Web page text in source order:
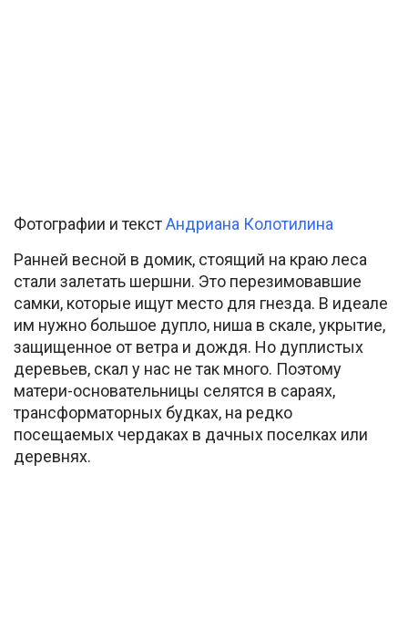
Фотографии и текстАндриана Колотилина
Ранней весной в домик, стоящий на краю леса
стали залетать шершни. Это перезимовавшие
самки, которые ищут место для гнезда. В идеале
им нужно большое дупло, ниша в скале, укрытие,
защищенное от ветра и дождя. Но дуплистых
деревьев, скал у нас не так много. Поэтому
матери-основательницы селятся в сараях,
трансформаторных будках, на редко
посещаемых чердаках в дачных поселках или
деревнях.